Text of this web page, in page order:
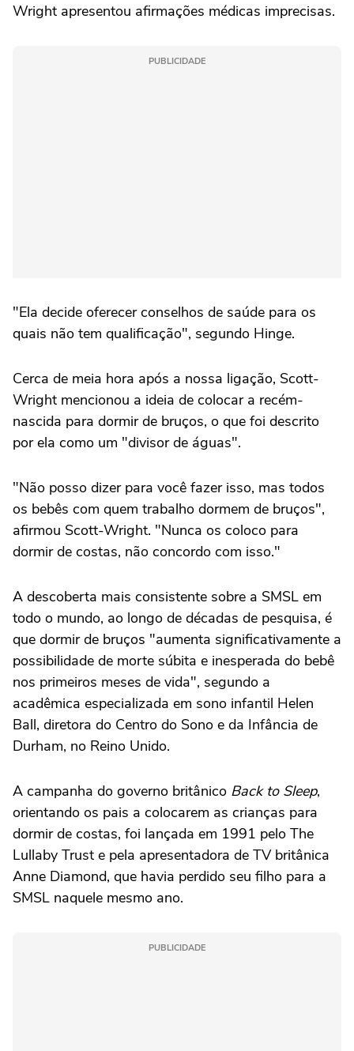
Wright apresentou afirmações médicas imprecisas.
PUBLICIDADE
"Ela decide oferecer conselhos de saúde para os
quais não tem qualificação", segundo Hinge.
Cerca de meia hora após a nossa ligação, Scott-
Wright mencionou a ideia de colocar a recém-
nascida para dormir de bruços, o que foi descrito
por ela como um "divisor de águas".
"Não posso dizer para você fazer isso, mas todos
os bebês com quem trabalho dormem de bruços",
afirmou Scott-Wright. "Nunca os coloco para
dormir de costas, não concordo com isso."
A descoberta mais consistente sobre a SMSL em
todo o mundo, ao longo de décadas de pesquisa, é
que dormir de bruços "aumenta significativamente a
possibilidade de morte súbita e inesperada do bebê
nos primeiros meses de vida", segundo a
acadêmica especializada em sono infantil Helen
Ball, diretora do Centro do Sono e da Infância de
Durham, no Reino Unido.
A campanha do governo britânico Back to Sleep,
orientando os pais a colocarem as crianças para
dormir de costas, foi lançada em 1991 pelo The
Lullaby Trust e pela apresentadora de TV britânica
Anne Diamond, que havia perdido seu filho para a
SMSL naquele mesmo ano.
PUBLICIDADE